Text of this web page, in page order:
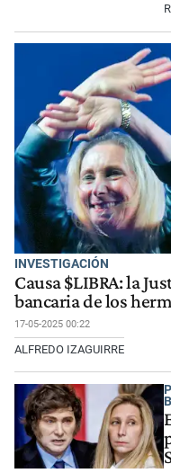
INVESTIGACIÓN
Causa $LIBRA: la
bancaria de los
17-05-2025 00:22
ALFREDO IZAGUIRRE